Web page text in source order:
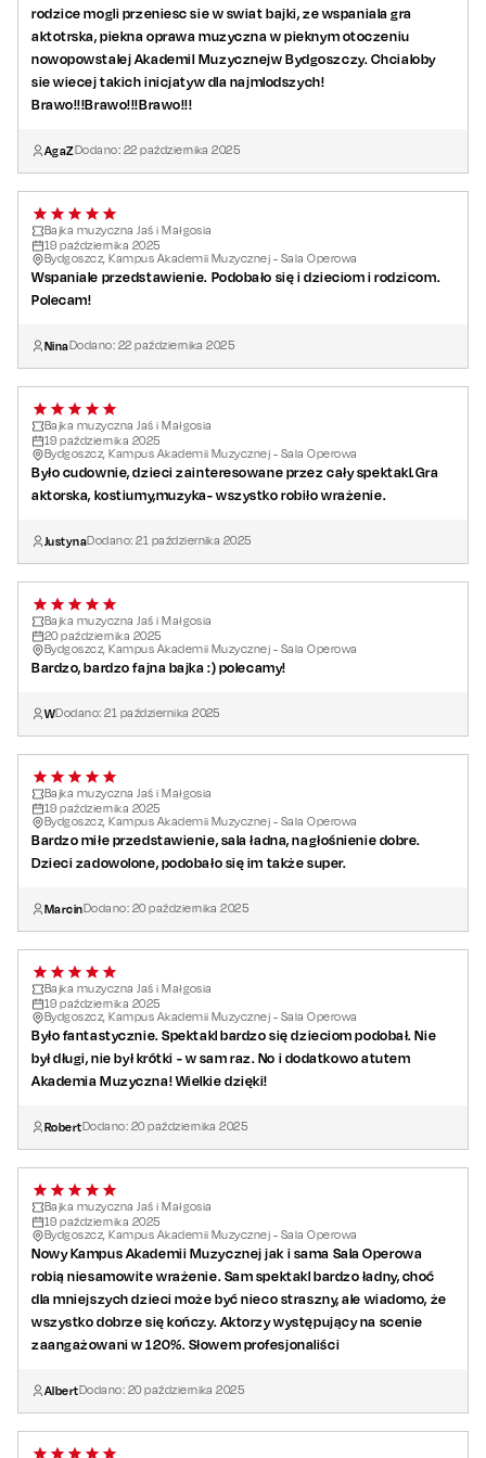
Skład aktorski:
Magdalena Dzikoń – Małgosia
Stanisław Świdziński – Jaś
Michał Kukliński – drwal
Jakub Skruszewicz – wilk
Jadwiga Kondracka – Baba Jaga
Zespół taneczny: Marta Dziubich, Aleksandra Jasińska, Ilona
Pawłowska, Karolina Podwysocka, Ada Ropela, Aleksandra
Szafarewicz, Agata Śliwińska, Karolina Witwicka
Zespół instrumentalny:
Marcelina Jędrzejowska – skrzypce
Aleksandra Jasinowicz – flet
Michał Lipski – fortepian
rodzice mogli przeniesc sie w swiat bajki, ze wspaniala gra
aktotrska, piekna oprawa muzyczna w pieknym otoczeniu
nowopowstalej AkademiI Muzycznejw Bydgoszczy. Chcialoby
sie wiecej takich inicjatyw dla najmlodszych!
Brawo!!!Brawo!!!Brawo!!!
AgaZDodano: 22 października 2025
Bajka muzyczna Jaś i Małgosia
19 października 2025
Bydgoszcz, Kampus Akademii Muzycznej - Sala Operowa
Wspaniale przedstawienie. Podobało się i dzieciom i rodzicom.
Polecam!
NinaDodano: 22 października 2025
Bajka muzyczna Jaś i Małgosia
19 października 2025
Bydgoszcz, Kampus Akademii Muzycznej - Sala Operowa
Było cudownie, dzieci zainteresowane przez cały spektakl.Gra
aktorska, kostiumy,muzyka- wszystko robiło wrażenie.
JustynaDodano:21 października 2025
Bajka muzyczna Jaś i Małgosia
20października 2025
Bydgoszcz, Kampus Akademii Muzycznej - Sala Operowa
Bardzo, bardzo fajna bajka :) polecamy!
WDodano:21 października 2025
Bajka muzyczna Jaś i Małgosia
19 października 2025
Bydgoszcz, Kampus Akademii Muzycznej - Sala Operowa
Bardzo miłe przedstawienie, sala ładna, nagłośnienie dobre.
Dzieci zadowolone, podobało się im także super.
MarcinDodano: 20października 2025
Bajka muzyczna Jaś i Małgosia
19 października 2025
Bydgoszcz, Kampus Akademii Muzycznej - Sala Operowa
Było fantastycznie. Spektakl bardzo się dzieciom podobał. Nie
był długi, nie był krótki - w sam raz. No i dodatkowo atutem
Akademia Muzyczna! Wielkie dzięki!
RobertDodano: 20października 2025
Bajka muzyczna Jaś i Małgosia
19 października 2025
Bydgoszcz, Kampus Akademii Muzycznej - Sala Operowa
Nowy Kampus Akademii Muzycznej jak i sama Sala Operowa
robią niesamowite wrażenie. Sam spektakl bardzo ładny, choć
dla mniejszych dzieci może być nieco straszny, ale wiadomo, że
wszystko dobrze się kończy. Aktorzy występujący na scenie
zaangażowani w 120%. Słowem profesjonaliści
AlbertDodano: 20października 2025